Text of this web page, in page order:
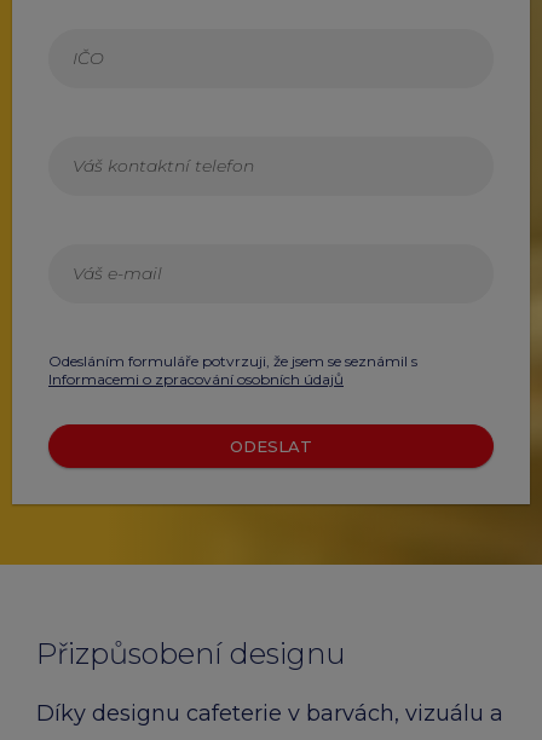
Odesláním formuláře potvrzuji, že jsem se seznámil s
Informacemi o zpracování osobních údajů
ODESLAT
Přizpůsobení designu
Díky designu cafeterie v barvách, vizuálu a